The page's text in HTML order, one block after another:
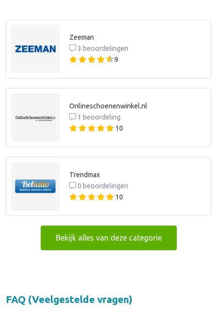
Zeeman
3 beoordelingen
9
Onlineschoenenwinkel.nl
1 beoordeling
10
Trendmax
0 beoordelingen
10
Bekijk alles van deze categorie
FAQ (Veelgestelde vragen)